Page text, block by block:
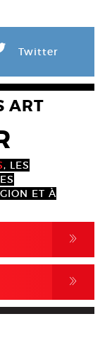
Twitter
ART
, LES
ET À
,
,